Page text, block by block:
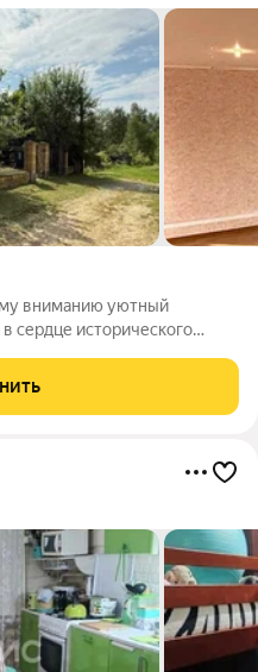
вниманию уютный
сердце исторического
отдыха. Двухэтажный